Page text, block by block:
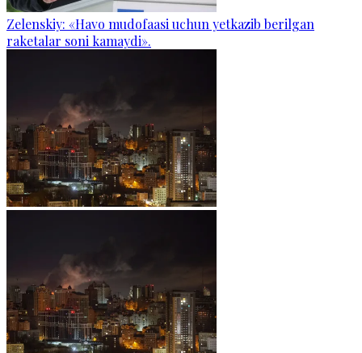
Zelenskiy: «Havo mudofaasi uchun yetkazib berilgan
raketalar soni kamaydi».